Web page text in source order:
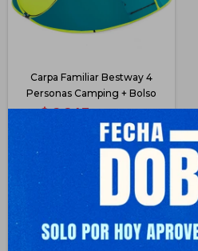
Carpa Familiar Bestway 4
Personas Camping + Bolso
$ 2.243
1.682
1.907
$ 2.019
Disponible Envío